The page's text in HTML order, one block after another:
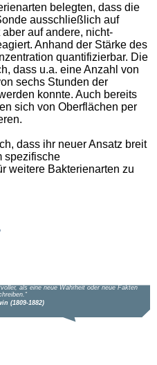
belegten, dass die
ausschließlich auf
auf andere, nicht-
Anhand der Stärke des
quantifizierbar. Die
dass u.a. eine Anzahl von
sechs Stunden der
konnte. Auch bereits
sich von Oberflächen per
dass ihr neuer Ansatz breit
spezifische
weitere Bakterienarten zu